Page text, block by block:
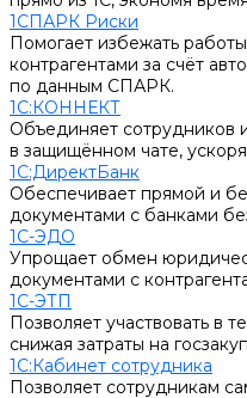
1СПАРК Риски
Помогает избежать
контрагентами за счёт
по данным СПАРК.
1С:КОННЕКТ
Объединяет сотрудников
в защищённом чате,
1С:ДиректБанк
Обеспечивает прямой и
документами с банками
1С-ЭДО
Упрощает обмен
документами с
1С-ЭТП
Позволяет участвовать в
снижая затраты на
1С:Кабинет сотрудника
Позволяет сотрудникам